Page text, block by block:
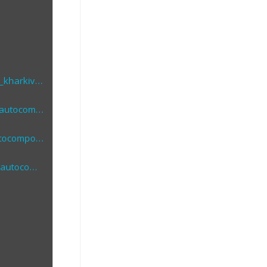
https://t.me/autocomponent_kharkiv_autolight
https://www.instagram.com/autocomponent
https://www.tiktok.com/@autocomponent_1
https://www.youtube.com/@autocomponent_ua